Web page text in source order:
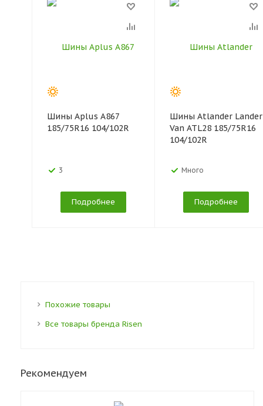
Шины Aplus A867
185/75R16 104/102R
3
Подробнее
Шины Atlander Lander
Van ATL28 185/75R16
104/102R
Много
Подробнее
Похожие товары
Все товары бренда Risen
Рекомендуем